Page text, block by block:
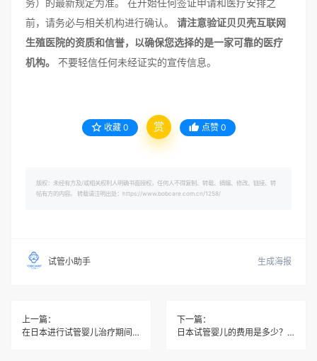
务）的最新规定为准。 在开始任何签证申请和医疗安排之
前，请务必与相关机构进行确认。 请注意验证贝贝壳互联网
生殖医院的资质和信誉，以确保您选择的是一家可靠的医疗
机构。
不要轻信任何未经证实的宣传信息。
收藏 0 赏 点赞 0
版权：未经有方及/或相关权利人明确书面授权，任何人不得复制、转载、摘编、修改、链接、转
帖有方的内容。 转载请注明出处：https://www.bobcare.com.cn/1258/
试管小助手 生成海报
上一篇：
在日本进行试管婴儿治疗期间，住宿和生活费用大约是多少？
下一篇：
日本试管婴儿的费用是多少？包括哪些具体项目？